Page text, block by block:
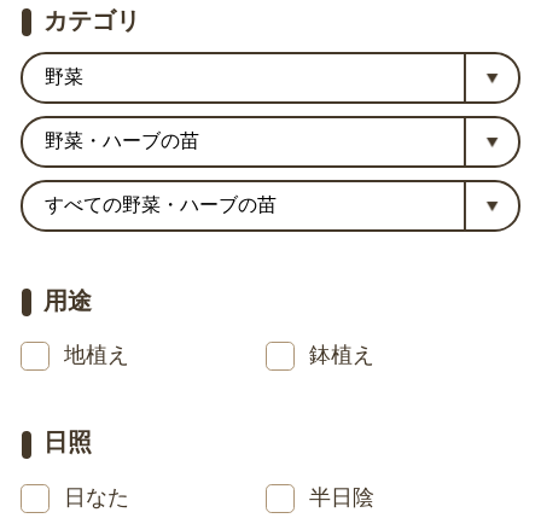
カテゴリ
用途
地植え 鉢植え
日照
日なた 半日陰